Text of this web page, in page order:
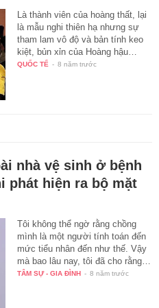
Là thành viên của hoàng thất, lại
là mẫu nghi thiên hạ nhưng sự
tham lam vô độ và bản tính keo
kiệt, bủn xỉn của Hoàng hậu…
QUỐC TẾ - 8 năm trước
nhà vệ sinh ở bệnh
phát hiện ra bộ mặt
Tôi không thể ngờ rằng chồng
mình là một người tính toán đến
mức tiểu nhân đến như thế. Vậy
mà bao lâu nay, tôi đã cho rằng…
TÂM SỰ - GIA ĐÌNH - 8 năm trước